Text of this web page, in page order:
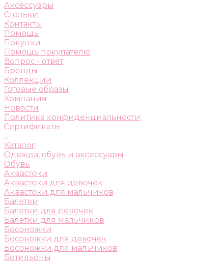
Аксессуары
Стельки
Контакты
Помощь
Покупки
Помощь покупателю
Вопрос - ответ
Бренды
Коллекции
Готовые образы
Компания
Новости
Политика конфиденциальности
Сертификаты
...
Каталог
Одежда, обувь и аксессуары
Обувь
Аквастоки
Аквастоки для девочек
Аквастоки для мальчиков
Балетки
Балетки для девочек
Балетки для мальчиков
Босоножки
Босоножки для девочек
Босоножки для мальчиков
Ботильоны